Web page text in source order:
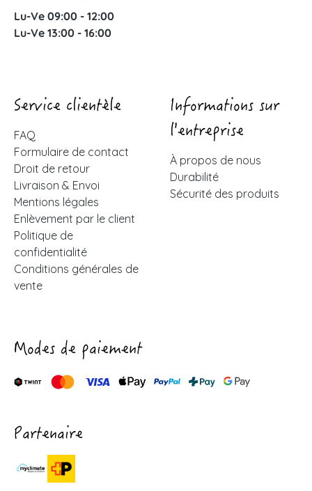
Lu-Ve 09:00 - 12:00
Lu-Ve 13:00 - 16:00
Service clientèle
FAQ
Formulaire de contact
Droit de retour
Livraison & Envoi
Mentions légales
Enlèvement par le client
Politique de
confidentialité
Conditions générales de
vente
Informations sur
l'entreprise
À propos de nous
Durabilité
Sécurité des produits
Modes de paiement
Partenaire